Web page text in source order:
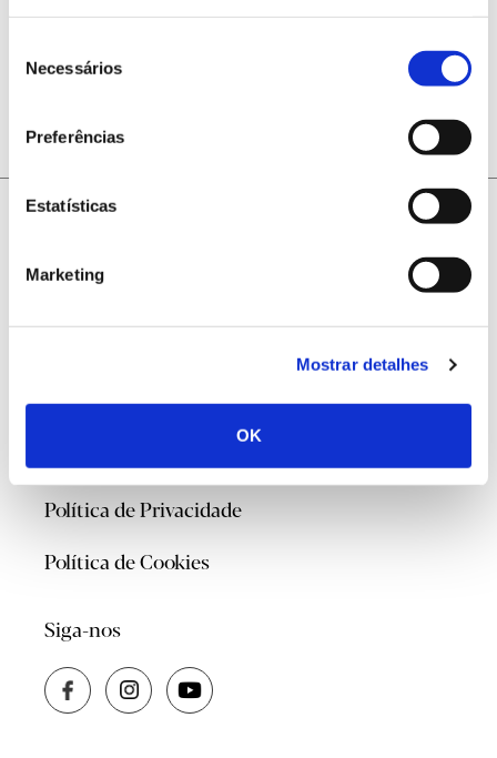
Necessários
Preferências
Estatísticas
Marketing
Mostrar detalhes
OK
maioria dos casos, entre os 20 e os 80 anos, uma
saúde, as principais fontes de danos nas florestas
@2026
Política de Privacidade
Política de Cookies
Siga-nos